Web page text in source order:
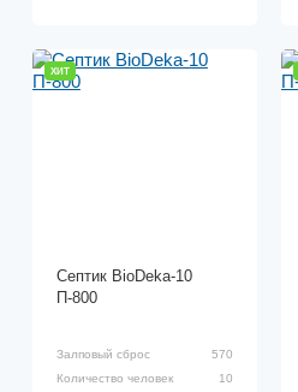
ХИТ
Септик BioDeka-10
П-800
Залповый сброс
570
Количество человек
10